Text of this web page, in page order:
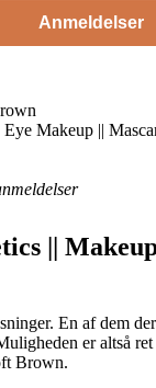
Anmeldelser
Makeup ||
||
En af dem
er altså
Brown.